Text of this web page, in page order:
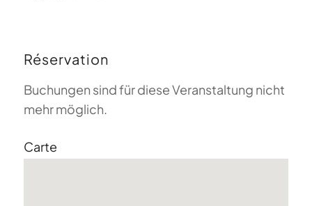
Réservation
Buchungen sind für diese Veranstaltung nicht
mehr möglich.
Carte